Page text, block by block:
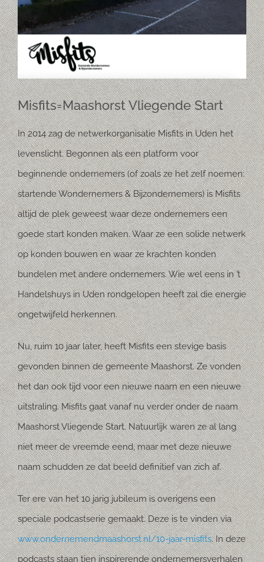
Misfits=Maashorst Vliegende Start
In 2014 zag de netwerkorganisatie Misfits in Uden het
levenslicht. Begonnen als een platform voor
beginnende ondernemers (of zoals ze het zelf noemen:
startende Wondernemers & Bijzondernemers) is Misfits
altijd de plek geweest waar deze ondernemers een
goede start konden maken. Waar ze een solide netwerk
op konden bouwen en waar ze krachten konden
bundelen met andere ondernemers. Wie wel eens in ’t
Handelshuys in Uden rondgelopen heeft zal die energie
ongetwijfeld herkennen.
Nu, ruim 10 jaar later, heeft Misfits een stevige basis
gevonden binnen de gemeente Maashorst. Ze vonden
het dan ook tijd voor een nieuwe naam en een nieuwe
uitstraling. Misfits gaat vanaf nu verder onder de naam
Maashorst Vliegende Start. Natuurlijk waren ze al lang
niet meer de vreemde eend, maar met deze nieuwe
naam schudden ze dat beeld definitief van zich af.
Ter ere van het 10 jarig jubileum is overigens een
speciale podcastserie gemaakt. Deze is te vinden via
www.ondernemendmaashorst.nl/10-jaar-misfits. In deze
podcasts staan tien inspirerende ondernemersverhalen